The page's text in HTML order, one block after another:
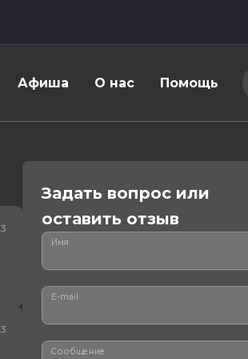
Афиша О нас Помощь
Задать вопрос или
оставить отзыв
Имя
E-mail
Сообщение